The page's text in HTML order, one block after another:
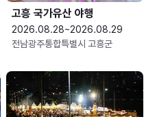
고흥 국가유산 야행
2026.08.28~2026.08.29
전남광주통합특별시 고흥군